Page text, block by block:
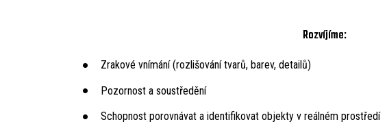
Rozvíjíme:
Zrakové vnímání (rozlišování tvarů, barev, detailů)
Pozornost a soustředění
Schopnost porovnávat a identifikovat objekty v reálném prostředí